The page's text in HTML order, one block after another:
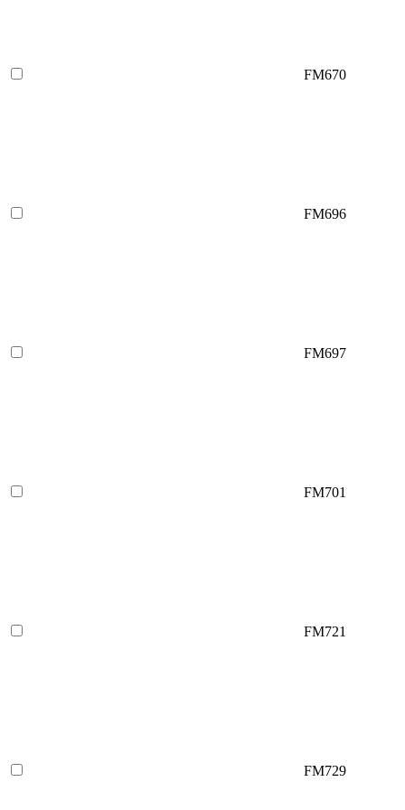
FM670
FM696
FM697
FM701
FM721
FM729